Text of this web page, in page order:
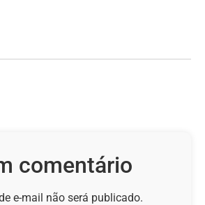
comentário
e-mail não será publicado.